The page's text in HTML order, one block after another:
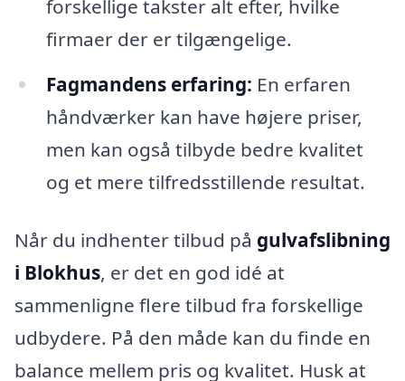
forskellige takster alt efter, hvilke
firmaer der er tilgængelige.
Fagmandens erfaring: En erfaren
håndværker kan have højere priser,
men kan også tilbyde bedre kvalitet
og et mere tilfredsstillende resultat.
Når du indhenter tilbud på gulvafslibning
i Blokhus, er det en god idé at
sammenligne flere tilbud fra forskellige
udbydere. På den måde kan du finde en
balance mellem pris og kvalitet. Husk at